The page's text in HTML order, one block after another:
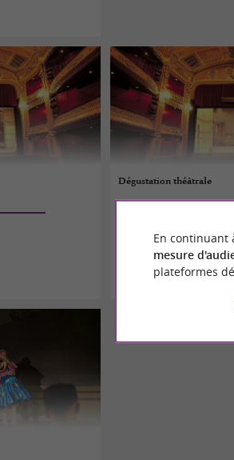
Dégustation théâtrale
Madiran
Théâtre
En continuant
mesure
plateformes